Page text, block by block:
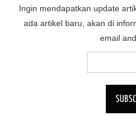
Ingin mendapatkan update
ada artikel baru, akan di
email